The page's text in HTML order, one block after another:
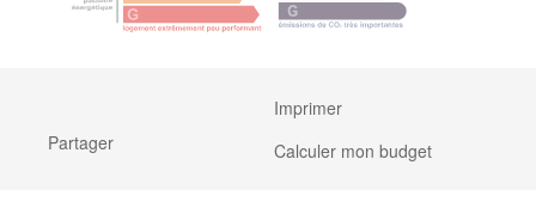
Imprimer
Partager
Calculer mon budget